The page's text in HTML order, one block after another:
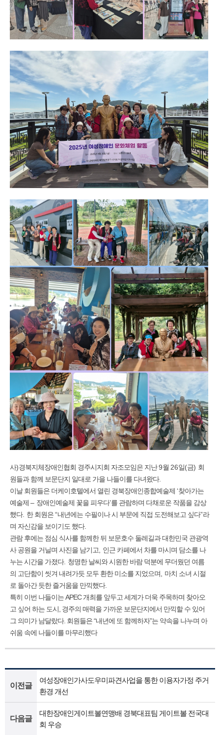
사)경북지체장애인협회 경주시지회 자조모임은 지난9월 26일(금) 회
원들과 함께 보문단지 일대로 가을 나들이를 다녀왔다.
이날 회원들은 더케이호텔에서 열린 경북장애인종합예술제 ‘찾아가는
예술제 – 장애인예술제 꽃을 피우다’를 관람하며 다채로운 작품을 감상
했다. 한 회원은“내년에는 수필이나 시 부문에 직접 도전해보고 싶다”라
며 자신감을 보이기도 했다.
관람 후에는 점심 식사를 함께한 뒤 보문호수 둘레길과 대한민국 관광역
사 공원을 거닐며 사진을 남기고
인근 카페에서 차를 마시며 담소를 나
누는 시간을 가졌다. 청명한 날씨와 시원한 바람 덕분에 무더웠던 여름
의 고단함이 씻겨 내려가듯 모두 환한 미소를 지었으며
마치 소녀 시절
로 돌아간 듯한 즐거움을 만끽했다.
특히 이번 나들이는 APEC 개최를 앞두고 세계가 더욱 주목하며 찾아오
고 싶어 하는 도시, 경주의 매력을 가까운 보문단지에서 만끽할 수 있어
그 의미가 남달랐다. 회원들은 “내년에 또 함께하자”는 약속을 나누며 아
쉬움 속에 나들이를 마무리했다
이전글
여성장애인가사도우미파견사업을 통한 이용자가정 주거
환경 개선
다음글
대한장애인게이트볼연맹배 경북대표팀 게이트볼 전국대
회 우승